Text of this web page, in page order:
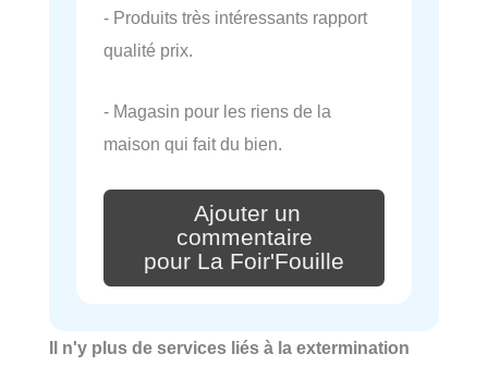
- Produits très intéressants rapport
qualité prix.
- Magasin pour les riens de la
maison qui fait du bien.
Ajouter un
commentaire
pour La Foir'Fouille
Il n'y plus de services liés à la extermination